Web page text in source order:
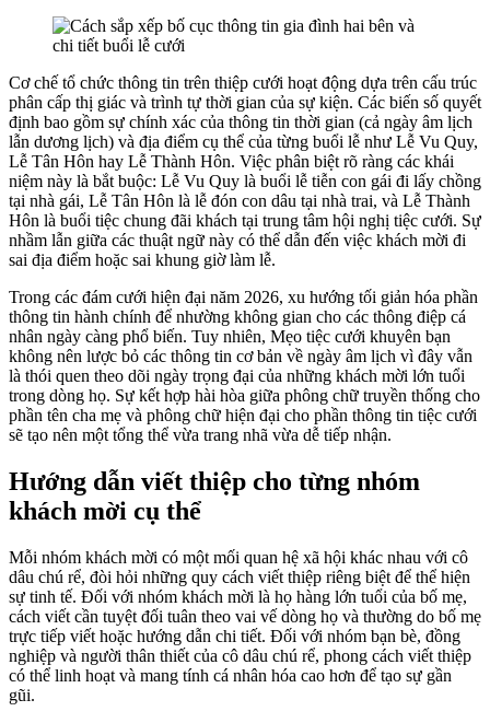
Cơ chế tổ chức thông tin trên thiệp cưới hoạt động dựa trên cấu trúc
phân cấp thị giác và trình tự thời gian của sự kiện. Các biến số quyết
định bao gồm sự chính xác của thông tin thời gian (cả ngày âm lịch
lẫn dương lịch) và địa điểm cụ thể của từng buổi lễ như Lễ Vu Quy,
Lễ Tân Hôn hay Lễ Thành Hôn. Việc phân biệt rõ ràng các khái
niệm này là bắt buộc: Lễ Vu Quy là buổi lễ tiễn con gái đi lấy chồng
tại nhà gái, Lễ Tân Hôn là lễ đón con dâu tại nhà trai, và Lễ Thành
Hôn là buổi tiệc chung đãi khách tại trung tâm hội nghị tiệc cưới. Sự
nhầm lẫn giữa các thuật ngữ này có thể dẫn đến việc khách mời đi
sai địa điểm hoặc sai khung giờ làm lễ.
Trong các đám cưới hiện đại năm 2026, xu hướng tối giản hóa phần
thông tin hành chính để nhường không gian cho các thông điệp cá
nhân ngày càng phổ biến. Tuy nhiên, Mẹo tiệc cưới khuyên bạn
không nên lược bỏ các thông tin cơ bản về ngày âm lịch vì đây vẫn
là thói quen theo dõi ngày trọng đại của những khách mời lớn tuổi
trong dòng họ. Sự kết hợp hài hòa giữa phông chữ truyền thống cho
phần tên cha mẹ và phông chữ hiện đại cho phần thông tin tiệc cưới
sẽ tạo nên một tổng thể vừa trang nhã vừa dễ tiếp nhận.
Hướng dẫn viết thiệp cho từng nhóm
khách mời cụ thể
Mỗi nhóm khách mời có một mối quan hệ xã hội khác nhau với cô
dâu chú rể, đòi hỏi những quy cách viết thiệp riêng biệt để thể hiện
sự tinh tế. Đối với nhóm khách mời là họ hàng lớn tuổi của bố mẹ,
cách viết cần tuyệt đối tuân theo vai vế dòng họ và thường do bố mẹ
trực tiếp viết hoặc hướng dẫn chi tiết. Đối với nhóm bạn bè, đồng
nghiệp và người thân thiết của cô dâu chú rể, phong cách viết thiệp
có thể linh hoạt và mang tính cá nhân hóa cao hơn để tạo sự gần
gũi.